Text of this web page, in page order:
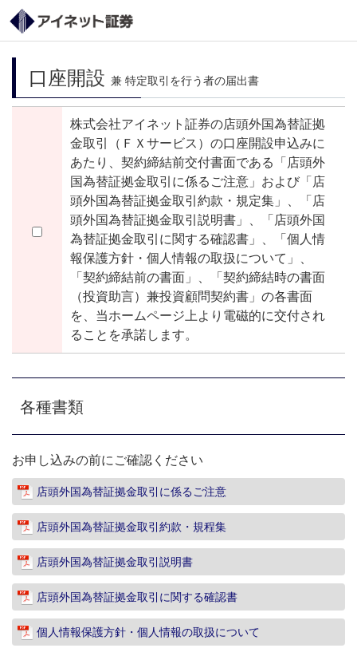
口座開設 兼 特定取引を行う者の届出書
株式会社アイネット証券の店頭外国為替証拠
金取引（ＦＸサービス）の口座開設申込みに
あたり、契約締結前交付書面である「店頭外
国為替証拠金取引に係るご注意」および「店
頭外国為替証拠金取引約款・規定集」、「店
頭外国為替証拠金取引説明書」、「店頭外国
為替証拠金取引に関する確認書」、「個人情
報保護方針・個人情報の取扱について」、
「契約締結前の書面」、「契約締結時の書面
（投資助言）兼投資顧問契約書」の各書面
を、当ホームページ上より電磁的に交付され
ることを承諾します。
各種書類
お申し込みの前にご確認ください
店頭外国為替証拠金取引に係るご注意
店頭外国為替証拠金取引約款・規程集
店頭外国為替証拠金取引説明書
店頭外国為替証拠金取引に関する確認書
個人情報保護方針・個人情報の取扱について